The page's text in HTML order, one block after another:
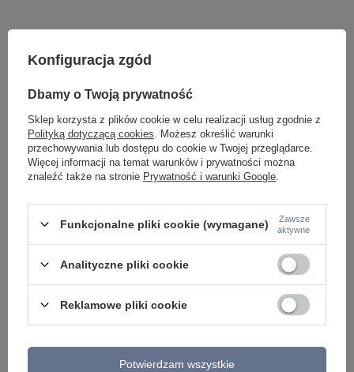
Potrzebujesz pomocy? Masz pytania lub
chcesz lepszą cenę?
Napisz do nas - doradzimy, odpowiemy
Napisz swoją opinię
Konfiguracja zgód
Dbamy o Twoją prywatność
Sklep korzysta z plików cookie w celu realizacji usług zgodnie z
Polityką dotyczącą cookies . Możesz określić warunki
przechowywania lub dostępu do cookie w Twojej przeglądarce.
Więcej informacji na temat warunków i prywatności można
znaleźć także na stronie Prywatność i warunki Google
Funkcjonalne pliki cookie (wymagane)
Zawsze
aktywne
Analityczne pliki cookie
Reklamowe pliki cookie
Potwierdzam wszystkie